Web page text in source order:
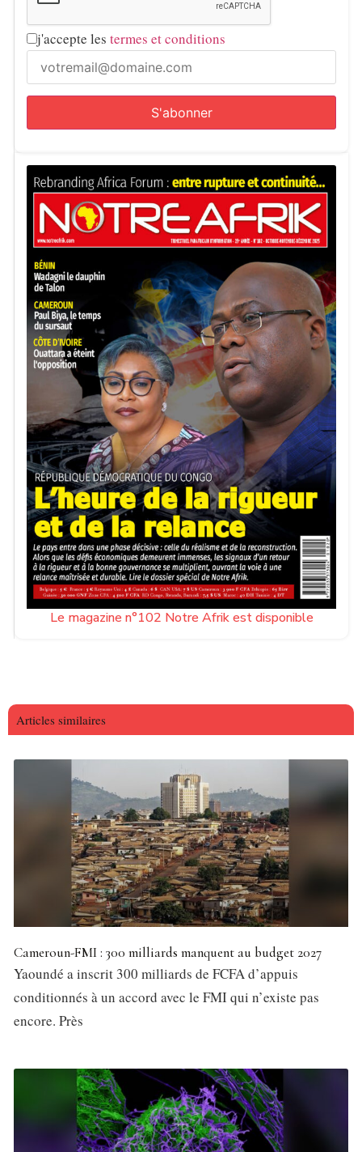
j'accepte les termes et conditions
Le magazine n°102 Notre Afrik est disponible
Articles similaires
Cameroun-FMI : 300 milliards manquent au budget 2027
Yaoundé a inscrit 300 milliards de FCFA d’appuis
conditionnés à un accord avec le FMI qui n’existe pas
encore. Près